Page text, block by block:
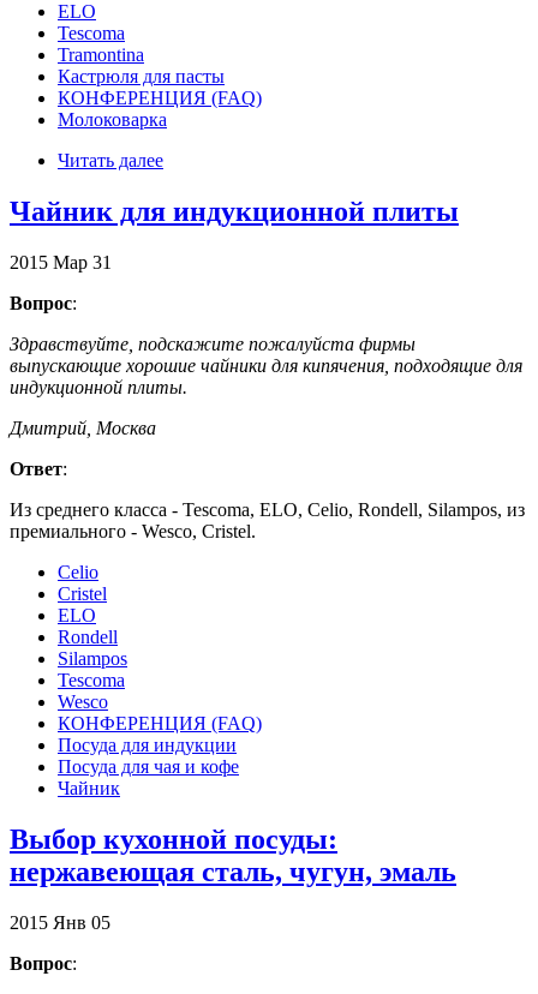
ELO
Tescoma
Tramontina
Кастрюля для пасты
КОНФЕРЕНЦИЯ (FAQ)
Молоковарка
Читать далее
Чайник для индукционной плиты
2015 Мар 31
Вопрос:
Здравствуйте, подскажите пожалуйста фирмы
выпускающие хорошие чайники для кипячения, подходящие для
индукционной плиты.
Дмитрий, Москва
Ответ:
Из среднего класса - Tescoma, ELO, Celio, Rondell, Silampos, из
премиального - Wesco, Cristel.
Celio
Cristel
ELO
Rondell
Silampos
Tescoma
Wesco
КОНФЕРЕНЦИЯ (FAQ)
Посуда для индукции
Посуда для чая и кофе
Чайник
Выбор кухонной посуды:
нержавеющая сталь, чугун, эмаль
2015 Янв 05
Вопрос: